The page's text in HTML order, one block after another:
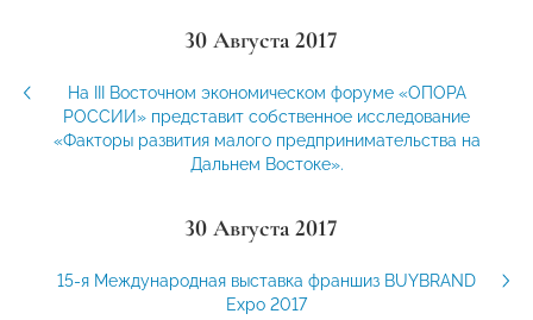
30 Августа 2017
На III Восточном экономическом форуме «ОПОРА
РОССИИ» представит собственное исследование
«Факторы развития малого предпринимательства на
Дальнем Востоке».
30 Августа 2017
15-я Международная выставка франшиз BUYBRAND
Expo 2017